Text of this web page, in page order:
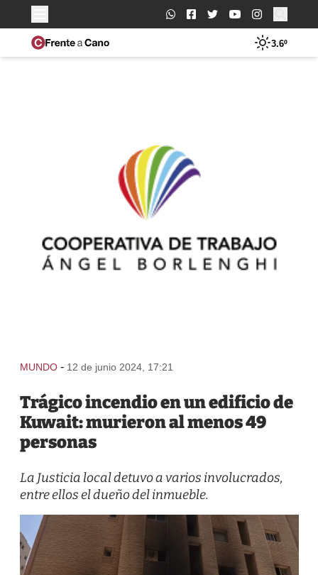
Buscar:
3.6º
MUNDO - 12 de junio 2024, 17:21
Trágico incendio en un edificio de
Kuwait: murieron al menos 49
personas
La Justicia local detuvo a varios involucrados,
entre ellos el dueño del inmueble.